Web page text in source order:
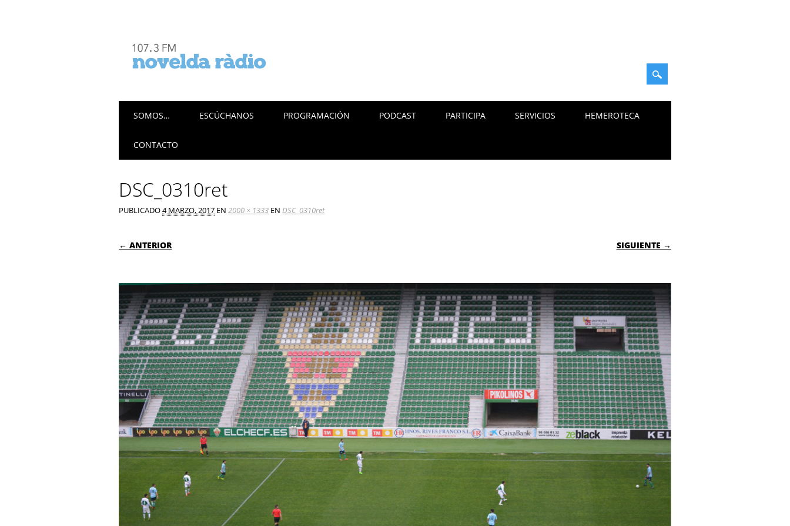
Menú principal
SOMOS… ESCÚCHANOS PROGRAMACIÓN PODCAST PARTICIPA SERVICIOS HEMEROTECA
CONTACTO
DSC_0310ret
PUBLICADO4 MARZO, 2017 EN2000 × 1333 ENDSC_0310ret
← ANTERIOR SIGUIENTE →